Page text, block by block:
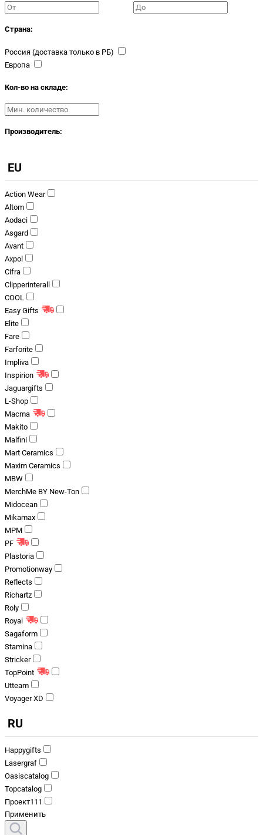
Страна:
Россия (доставка только в РБ)
Европа
Кол-во на складе:
Производитель:
EU
Action Wear
Altom
Aodaci
Asgard
Avant
Axpol
Cifra
Clipperinterall
COOL
Easy Gifts
Elite
Fare
Farforite
Impliva
Inspirion
Jaguargifts
L-Shop
Macma
Makito
Malfini
Mart Ceramics
Maxim Ceramics
MBW
MerchMe BY New-Ton
Midocean
Mikamax
MPM
PF
Plastoria
Promotionway
Reflects
Richartz
Roly
Royal
Sagaform
Stamina
Stricker
TopPoint
Utteam
Voyager XD
RU
Happygifts
Lasergraf
Oasiscatalog
Topcatalog
Проект111
Применить